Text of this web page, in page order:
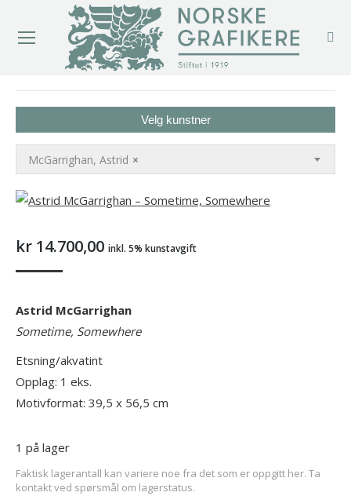
Velg kunstner
×
McGarrighan, Astrid
kr 14.700,00 inkl. 5% kunstavgift
Astrid McGarrighan
Sometime, Somewhere
Etsning/akvatint
Opplag: 1 eks.
Motivformat: 39,5 x 56,5 cm
1 på lager
Faktisk lagerantall kan variere noe fra det som er oppgitt her. Ta
kontakt ved spørsmål om lagerstatus.